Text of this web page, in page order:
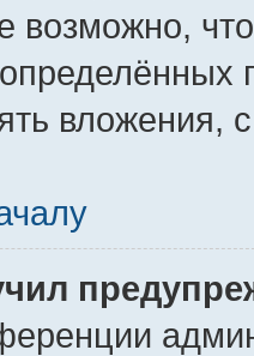
возможно,
вложения,